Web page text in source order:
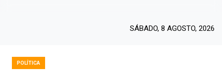
SÁBADO, 8 AGOSTO, 2026
POLÍTICA